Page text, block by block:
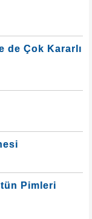
de Çok Kararlı
Pimleri